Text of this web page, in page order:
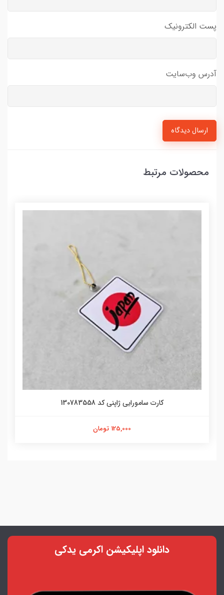
پست الکترونیک
آدرس وب‌سایت
ارسال دیدگاه
محصولات مرتبط
کارت سامورایی ژاپنی کد 130783558
125,000 تومان
دانلود اپلیکیشن اکرمی یدکی